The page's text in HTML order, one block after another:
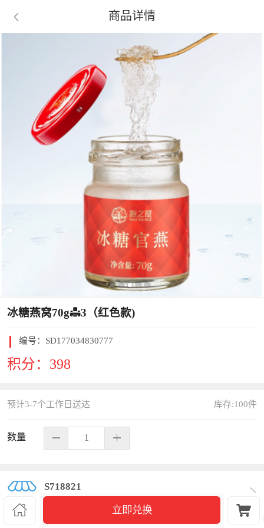
 商品详情
冰糖燕窝70gx3（红色款)
编号： SD177034830777
积分： 398
库存:100件
预计3-7个工作日送达
数量
S718821
 立即兑换 